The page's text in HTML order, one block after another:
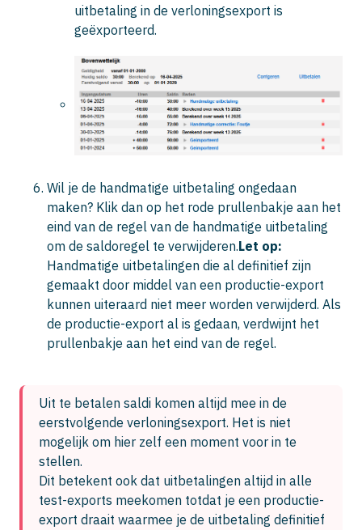
uitbetaling in de verloningsexport is
geëxporteerd.
Wil je de handmatige uitbetaling ongedaan
maken? Klik dan op het rode prullenbakje aan het
eind van de regel van de handmatige uitbetaling
om de saldoregel te verwijderen.Let op:
Handmatige uitbetalingen die al definitief zijn
gemaakt door middel van een productie-export
kunnen uiteraard niet meer worden verwijderd. Als
de productie-export al is gedaan, verdwijnt het
prullenbakje aan het eind van de regel.
Uit te betalen saldi komen altijd mee in de
eerstvolgende verloningsexport. Het is niet
mogelijk om hier zelf een moment voor in te
stellen.
Dit betekent ook dat uitbetalingen altijd in alle
test-exports meekomen totdat je een productie-
export draait waarmee je de uitbetaling definitief